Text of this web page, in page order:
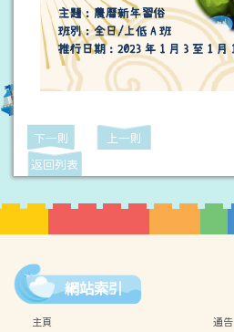
下一則
上一則
返回列表
網站索引
主頁
通告